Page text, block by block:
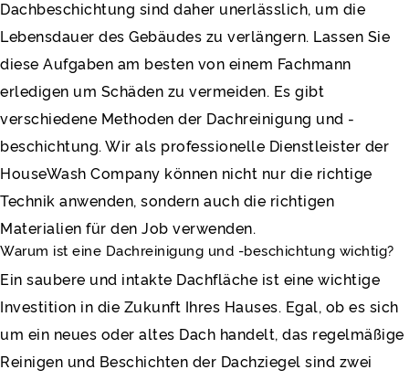
Dachbeschichtung sind daher unerlässlich, um die
Lebensdauer des Gebäudes zu verlängern. Lassen Sie
diese Aufgaben am besten von einem Fachmann
erledigen um Schäden zu vermeiden. Es gibt
verschiedene Methoden der Dachreinigung und -
beschichtung. Wir als professionelle Dienstleister der
HouseWash Company können nicht nur die richtige
Technik anwenden, sondern auch die richtigen
Materialien für den Job verwenden.
Warum ist eine Dachreinigung und -beschichtung wichtig?
Ein saubere und intakte Dachfläche ist eine wichtige
Investition in die Zukunft Ihres Hauses. Egal, ob es sich
um ein neues oder altes Dach handelt, das regelmäßige
Reinigen und Beschichten der Dachziegel sind zwei